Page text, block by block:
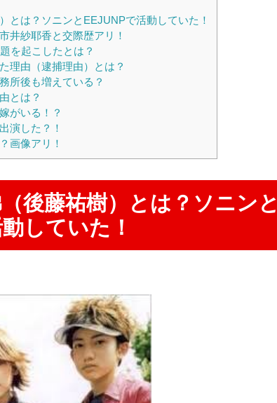
とは？ソニンとEEJUNPで活動していた！
井紗耶香と交際歴アリ！
を起こしたとは？
理由（逮捕理由）とは？
所後も増えている？
とは？
がいる！？
演した？！
画像アリ！
後藤祐樹）とは？ソニンと
していた！